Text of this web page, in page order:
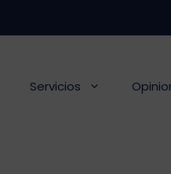
Servicios